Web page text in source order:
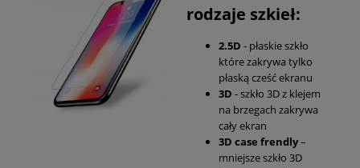
rodzaje szkieł:
2.5D - płaskie szkło
które zakrywa tylko
płaską cześć ekranu
3D - szkło 3D z klejem
na brzegach zakrywa
cały ekran
3D case frendly–
mniejsze szkło 3D